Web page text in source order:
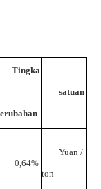
Tingka
satuan
0,64%
Yuan /
ton